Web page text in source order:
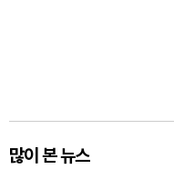
많이 본 뉴스